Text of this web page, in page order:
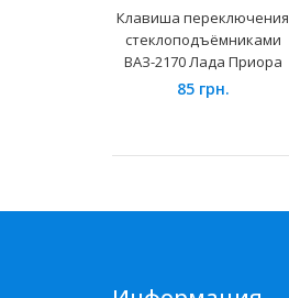
Клавиша переключения
стеклоподъёмниками
ВАЗ-2170 Лада Приора
85 грн.